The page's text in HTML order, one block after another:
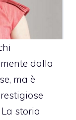
dalla
ma è
storia